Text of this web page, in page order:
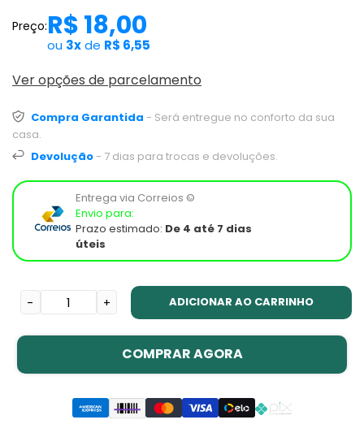
Preço:R$ 18,00
ou 3xde R$ 6,55
Ver opções de parcelamento
Compra Garantida - Será entregue no conforto da sua
casa.
Devolução - 7 dias para trocas e devoluções.
Entrega via Correios ©
Envio para:
Prazo estimado: De 4 até 7 dias
úteis
- + ADICIONAR AO CARRINHO
COMPRAR AGORA